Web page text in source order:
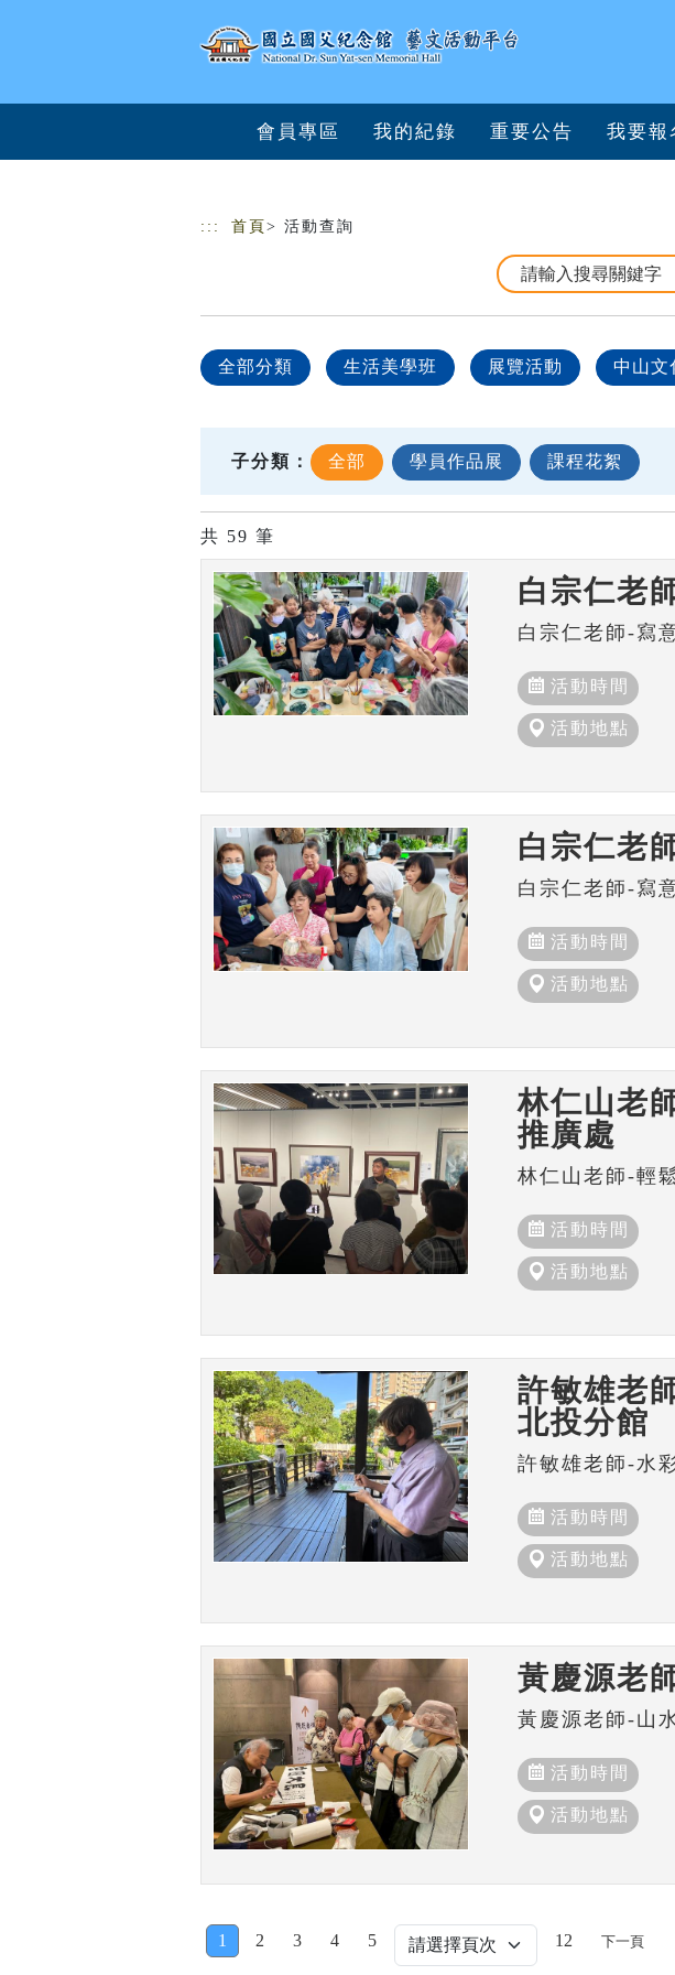
會員專區 我的紀錄 重要公告 我要報
::: 首頁 > 活動查詢
全部分類 生活美學班 展覽活動 中山文
子分類： 全部 學員作品展 課程花絮
共 59 筆
白宗仁老
白宗仁老師-寫
活動時間
活動地點
白宗仁老
白宗仁老師-寫
活動時間
活動地點
林仁山老
推廣處
林仁山老師-輕
活動時間
活動地點
許敏雄老
北投分館
許敏雄老師-水
活動時間
活動地點
黃慶源老
黃慶源老師-山
活動時間
活動地點
1 2 3 4 5 12 下一頁